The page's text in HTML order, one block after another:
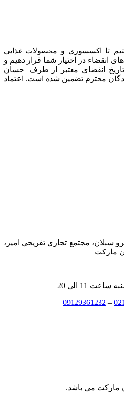
تا اکسسوری و محصولات غذایی
های انقضاء در اختیار شما قرار دهیم و
انقضای معتبر از طرف احسان
محترم تضمین شده است. اعتماد
سبلان، مجتمع تجاری تفریحی امیر،
11 الی 20
–
09129361232
مارکت می باشد.